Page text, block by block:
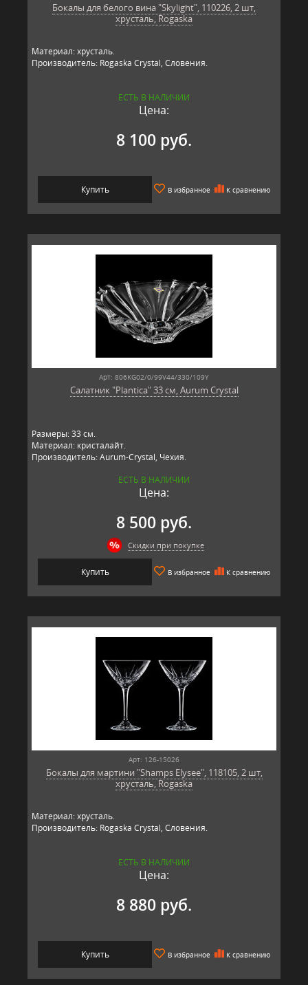
Бокалы для белого вина "Skylight", 110226, 2 шт,
хрусталь, Rogaska
Материал: хрусталь.
Производитель: Rogaska Crystal, Словения.
ЕСТЬ В НАЛИЧИИ
Цена:
8 100 руб.
Купить В избранное К сравнению
Арт: 806KG02/0/99V44/330/109Y
Салатник "Plantica" 33 см, Aurum Crystal
Размеры: 33 см.
Материал: кристалайт.
Производитель: Aurum-Crystal, Чехия.
ЕСТЬ В НАЛИЧИИ
Цена:
8 500 руб.
Скидки при покупке
Купить В избранное К сравнению
Арт: 126-15026
Бокалы для мартини "Shamps Elysee", 118105, 2 шт,
хрусталь, Rogaska
Материал: хрусталь.
Производитель: Rogaska Crystal, Словения.
ЕСТЬ В НАЛИЧИИ
Цена:
8 880 руб.
Купить В избранное К сравнению